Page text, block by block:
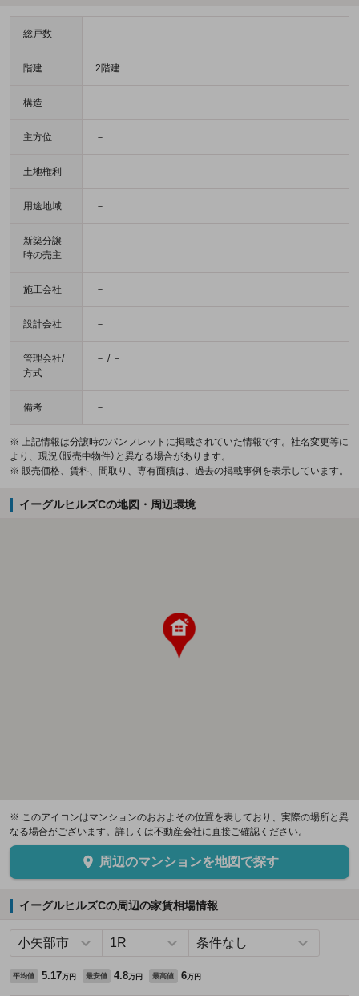
総戸数 －
階建 2階建
構造 －
主方位 －
土地権利 －
用途地域 －
新築分譲
時の売主
－
施工会社 －
設計会社 －
管理会社/
方式
－ / －
備考 －
※ 上記情報は分譲時のパンフレットに掲載されていた情報です。社名変更等に
より、現況（販売中物件）と異なる場合があります。
※ 販売価格、賃料、間取り、専有面積は、過去の掲載事例を表示しています。
イーグルヒルズCの地図・周辺環境
※ このアイコンはマンションのおおよその位置を表しており、実際の場所と異
なる場合がございます。詳しくは不動産会社に直接ご確認ください。
周辺のマンションを地図で探す
イーグルヒルズCの周辺の家賃相場情報
平均値 5.17万円 最安値 4.8万円 最高値 6万円